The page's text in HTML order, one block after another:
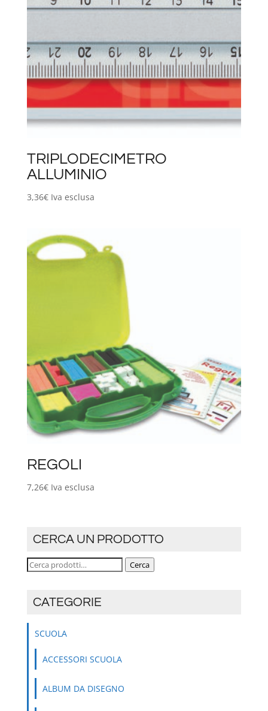
TRIPLODECIMETRO
ALLUMINIO
3,36€ Iva esclusa
REGOLI
7,26€ Iva esclusa
CERCA UN PRODOTTO
Cerca: Cerca
CATEGORIE
SCUOLA
ACCESSORI SCUOLA
ALBUM DA DISEGNO